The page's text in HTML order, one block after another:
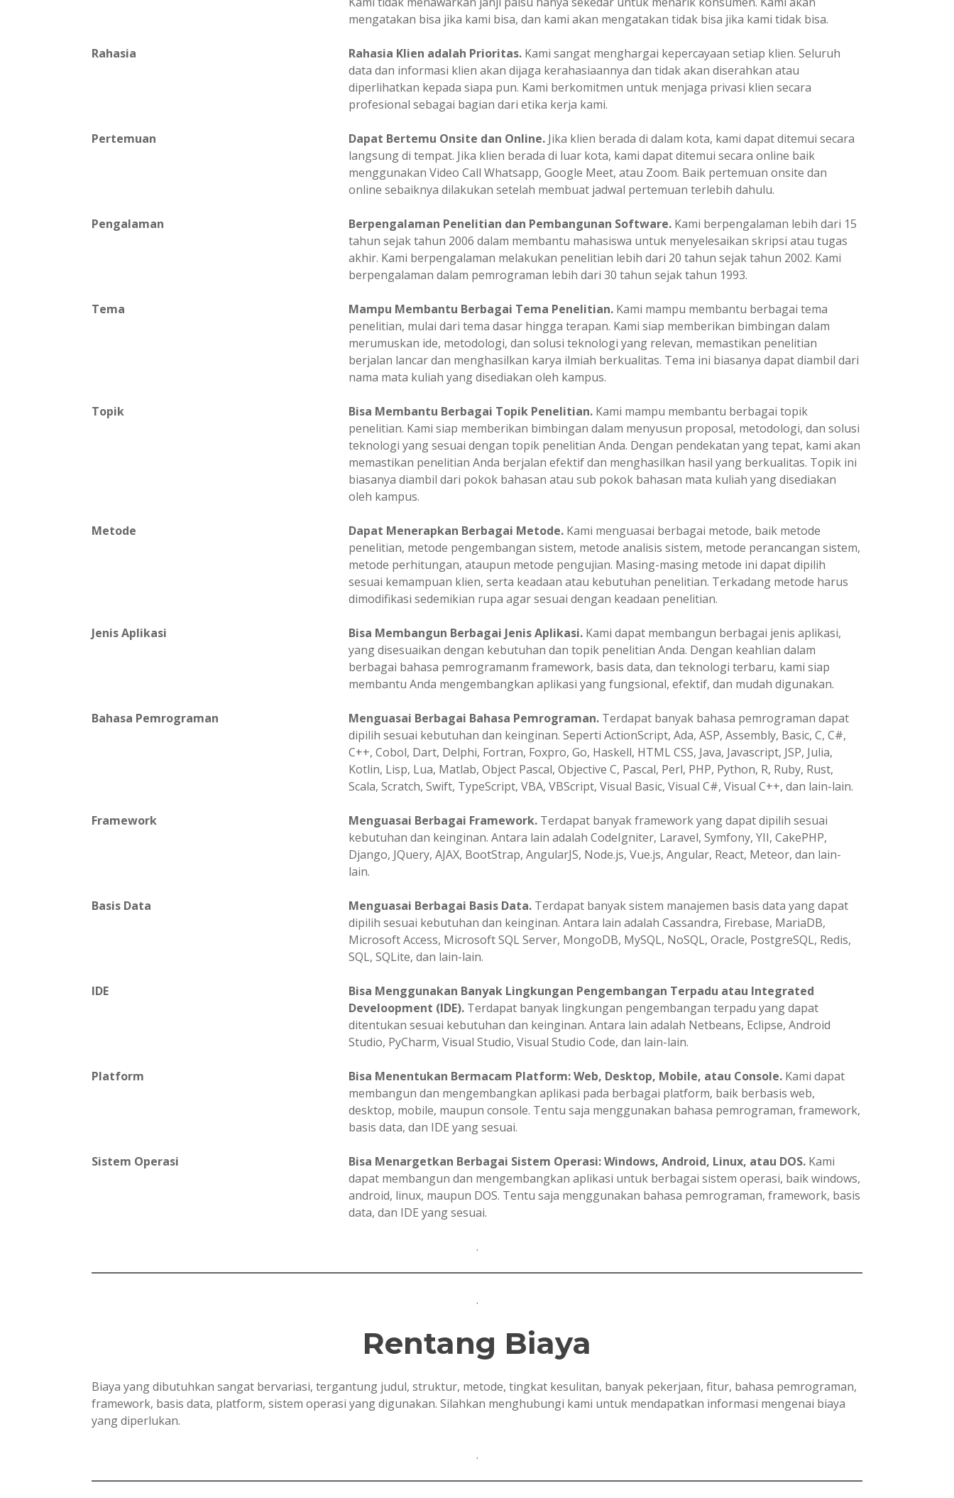
mengatakan bisa jika kami bisa, dan kami akan mengatakan tidak bisa jika kami tidak bisa.
Rahasia Rahasia Klien adalah Prioritas.Kami sangat menghargai kepercayaan setiap klien. Seluruh
data dan informasi klien akan dijaga kerahasiaannya dan tidak akan diserahkan atau
diperlihatkan kepada siapa pun. Kami berkomitmen untuk menjaga privasi klien secara
profesional sebagai bagian dari etika kerja kami.
Pertemuan Dapat Bertemu Onsite dan Online.Jika klien berada di dalam kota, kami dapat ditemui secara
langsung di tempat. Jika klien berada di luar kota, kami dapat ditemui secara online baik
menggunakan Video Call Whatsapp, Google Meet, atau Zoom. Baik pertemuan onsite dan
online sebaiknya dilakukan setelah membuat jadwal pertemuan terlebih dahulu.
Pengalaman Berpengalaman Penelitian dan Pembangunan Software. Kami berpengalaman lebih dari 15
tahun sejak tahun 2006 dalam membantu mahasiswa untuk menyelesaikan skripsi atau tugas
akhir. Kami berpengalaman melakukan penelitian lebih dari 20 tahun sejak tahun 2002. Kami
berpengalaman dalam pemrograman lebih dari 30 tahun sejak tahun 1993.
Tema Mampu Membantu Berbagai Tema Penelitian.Kami mampu membantu berbagai tema
penelitian, mulai dari tema dasar hingga terapan. Kami siap memberikan bimbingan dalam
merumuskan ide, metodologi, dan solusi teknologi yang relevan, memastikan penelitian
berjalan lancar dan menghasilkan karya ilmiah berkualitas. Tema ini biasanya dapat diambil dari
nama mata kuliah yang disediakan oleh kampus.
Topik Bisa Membantu Berbagai Topik Penelitian.Kami mampu membantu berbagai topik
penelitian. Kami siap memberikan bimbingan dalam menyusun proposal, metodologi, dan solusi
teknologi yang sesuai dengan topik penelitian Anda. Dengan pendekatan yang tepat, kami akan
memastikan penelitian Anda berjalan efektif dan menghasilkan hasil yang berkualitas. Topik ini
biasanya diambil dari pokok bahasan atau sub pokok bahasan mata kuliah yang disediakan
oleh kampus.
Metode Dapat Menerapkan Berbagai Metode.Kami menguasai berbagai metode, baik metode
penelitian, metode pengembangan sistem, metode analisis sistem, metode perancangan sistem,
metode perhitungan, ataupun metode pengujian. Masing-masing metode ini dapat dipilih
sesuai kemampuan klien, serta keadaan atau kebutuhan penelitian. Terkadang metode harus
dimodifikasi sedemikian rupa agar sesuai dengan keadaan penelitian.
Jenis Aplikasi Bisa Membangun Berbagai Jenis Aplikasi.Kami dapat membangun berbagai jenis aplikasi,
yang disesuaikan dengan kebutuhan dan topik penelitian Anda. Dengan keahlian dalam
berbagai bahasa pemrogramanm framework, basis data, dan teknologi terbaru, kami siap
membantu Anda mengembangkan aplikasi yang fungsional, efektif, dan mudah digunakan.
Bahasa Pemrograman Menguasai Berbagai Bahasa Pemrograman.Terdapat banyak bahasa pemrograman dapat
dipilih sesuai kebutuhan dan keinginan. Seperti ActionScript, Ada, ASP, Assembly, Basic, C, C#,
C++, Cobol, Dart, Delphi, Fortran, Foxpro, Go, Haskell, HTML CSS, Java, Javascript, JSP, Julia,
Kotlin, Lisp, Lua, Matlab, Object Pascal, Objective C, Pascal, Perl, PHP, Python, R, Ruby, Rust,
Scala, Scratch, Swift, TypeScript, VBA, VBScript, Visual Basic, Visual C#, Visual C++, dan lain-lain.
Framework Menguasai Berbagai Framework.Terdapat banyak framework yang dapat dipilih sesuai
kebutuhan dan keinginan. Antara lain adalah CodeIgniter, Laravel, Symfony, YII, CakePHP,
Django, JQuery, AJAX, BootStrap, AngularJS, Node.js, Vue.js, Angular, React, Meteor, dan lain-
lain.
Basis Data Menguasai Berbagai Basis Data. Terdapat banyak sistem manajemen basis data yang dapat
dipilih sesuai kebutuhan dan keinginan. Antara lain adalah Cassandra, Firebase, MariaDB,
Microsoft Access, Microsoft SQL Server, MongoDB, MySQL, NoSQL, Oracle, PostgreSQL, Redis,
SQL, SQLite, dan lain-lain.
IDE
Bisa Menggunakan Banyak Lingkungan Pengembangan Terpadu atau Integrated
Develoopment (IDE). Terdapat banyak lingkungan pengembangan terpadu yang dapat
ditentukan sesuai kebutuhan dan keinginan. Antara lain adalah Netbeans, Eclipse, Android
Studio, PyCharm, Visual Studio, Visual Studio Code, dan lain-lain.
Platform Bisa Menentukan Bermacam Platform: Web, Desktop, Mobile, atau Console.Kami dapat
membangun dan mengembangkan aplikasi pada berbagai platform, baik berbasis web,
desktop, mobile, maupun console. Tentu saja menggunakan bahasa pemrograman, framework,
basis data, dan IDE yang sesuai.
Sistem Operasi Bisa Menargetkan Berbagai Sistem Operasi: Windows, Android, Linux, atau DOS.Kami
dapat membangun dan mengembangkan aplikasi untuk berbagai sistem operasi, baik windows,
android, linux, maupun DOS. Tentu saja menggunakan bahasa pemrograman, framework, basis
data, dan IDE yang sesuai.
.
.
Rentang Biaya
Biaya yang dibutuhkan sangat bervariasi, tergantung judul, struktur, metode, tingkat kesulitan, banyak pekerjaan, fitur, bahasa pemrograman,
framework, basis data, platform, sistem operasi yang digunakan. Silahkan menghubungi kami untuk mendapatkan informasi mengenai biaya
yang diperlukan.
.